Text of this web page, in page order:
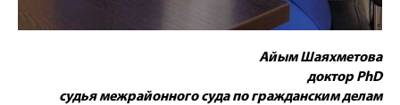
Айым Шаяхметова
доктор PhD
судья межрайонного суда по гражданским делам